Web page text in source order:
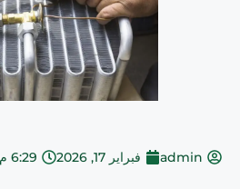
admin فبراير 17, 2026 6:29 م